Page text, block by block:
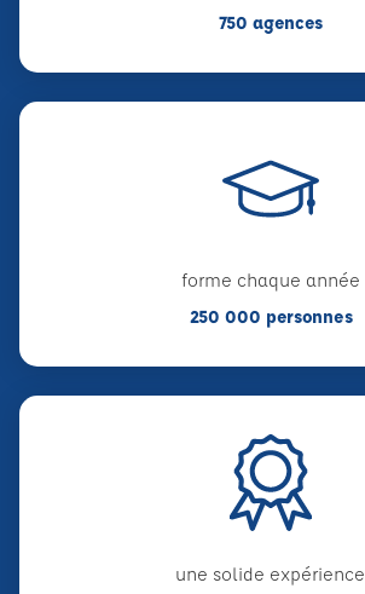
750 agences
forme chaque année
250 000 personnes
une solide expérience